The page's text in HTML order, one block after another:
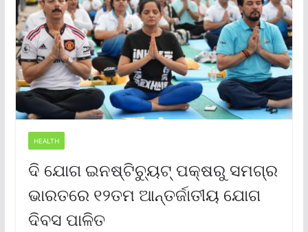
HEALTH
ଦି ଯୋଗ ଇନଷ୍ଟିଚ୍ୟୁଟ୍ ପକ୍ଷରୁ ସମଗ୍ର
ଭାରତରେ ୧୨ତମ ଆନ୍ତର୍ଜାତୀୟ ଯୋଗ
ଦିବସ ପାଳିତ